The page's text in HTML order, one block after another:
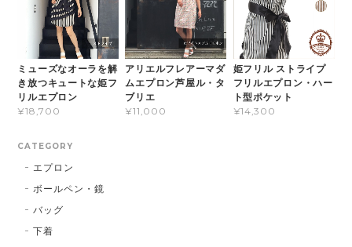
ミューズなオーラを解
き放つキュートな姫フ
リルエプロン
¥18,700
アリエルフレアーマダ
ムエプロン芦屋ル・タ
ブリエ
¥11,000
姫フリル ストライプ
フリルエプロン・ハー
ト型ポケット
¥14,300
CATEGORY
エプロン
ボールペン・鏡
バッグ
下着